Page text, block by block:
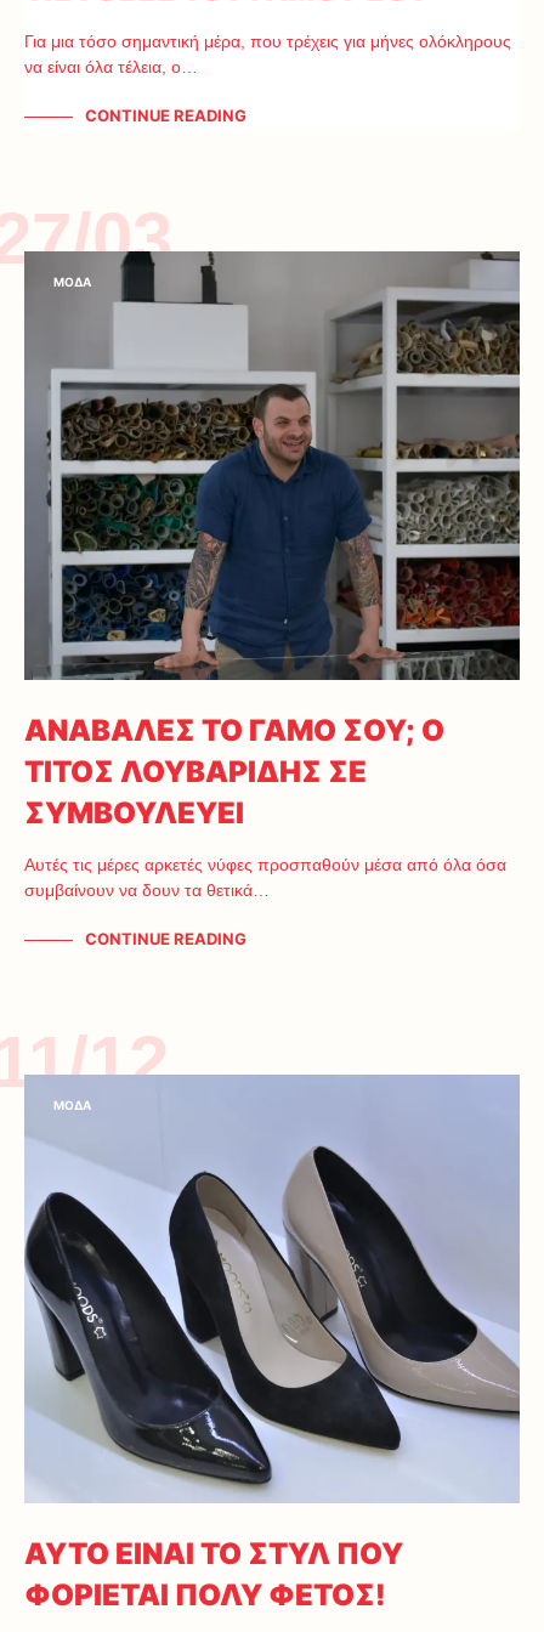
Για μια τόσο σημαντική μέρα, που τρέχεις για μήνες ολόκληρους
να είναι όλα τέλεια, ο…
CONTINUE READING
03
ΜΟΔΑ
ΑΝΑΒΑΛΕΣ ΤΟ ΓΑΜΟ ΣΟΥ; Ο
ΤΙΤΟΣ ΛΟΥΒΑΡΙΔΗΣ ΣΕ
ΣΥΜΒΟΥΛΕΥΕΙ
Αυτές τις μέρες αρκετές νύφες προσπαθούν μέσα από όλα όσα
συμβαίνουν να δουν τα θετικά…
CONTINUE READING
12
ΜΟΔΑ
ΑΥΤΟ ΕΙΝΑΙ ΤΟ ΣΤΥΛ ΠΟΥ
ΦΟΡΙΕΤΑΙ ΠΟΛΥ ΦΕΤΟΣ!